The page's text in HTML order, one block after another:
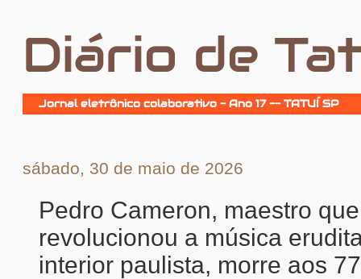
Diário de
Jornal eletrônico colaborativo - Ano 17 -- TATUÍ SP
sábado, 30 de maio de 2026
Pedro Cameron, maestro que
revolucionou a música
interior paulista, morre aos